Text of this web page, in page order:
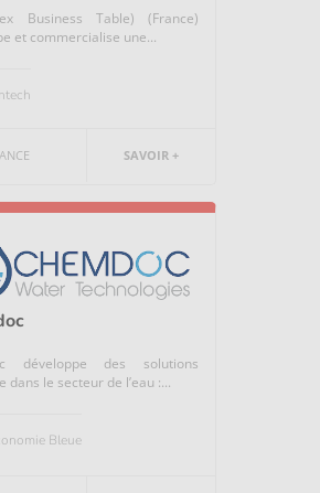
Business Table) (France)
et commercialise une...
SAVOIR +
développe des solutions
dans le secteur de l’eau :...
Bleue